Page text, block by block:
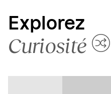
Explorez
Curiosité